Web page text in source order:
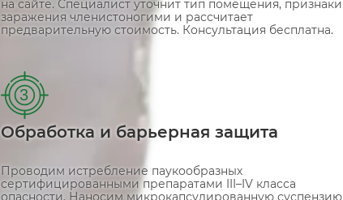
на сайте. Специалист уточнит тип помещения, признаки
заражения членистоногими и рассчитает
предварительную стоимость. Консультация бесплатна.
3
Обработка и барьерная защита
Проводим истребление паукообразных
сертифицированными препаратами III–IV класса
опасности. Наносим микрокапсулированную суспензию